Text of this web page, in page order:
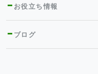
お役立ち情報
ブログ